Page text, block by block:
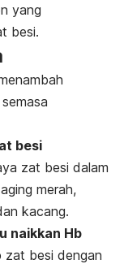
yang
besi.
besi
zat besi dalam
merah,
kacang.
naikkan Hb
zat besi dengan